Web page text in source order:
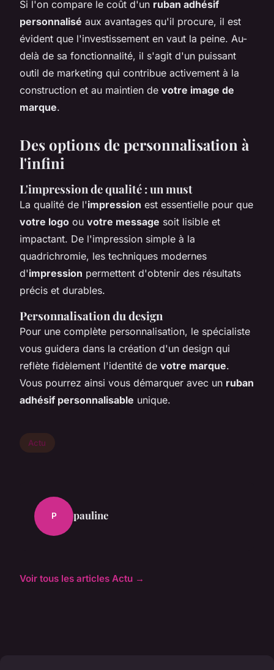
Si l'on compare le coût d'un ruban adhésif
personnalisé aux avantages qu'il procure, il est
évident que l'investissement en vaut la peine. Au-
delà de sa fonctionnalité, il s'agit d'un puissant
outil de marketing qui contribue activement à la
construction et au maintien de votre image de
marque.
Des options de personnalisation à
l'infini
L'impression de qualité : un must
La qualité de l'impression est essentielle pour que
votre logo ou votre message soit lisible et
impactant. De l'impression simple à la
quadrichromie, les techniques modernes
d'impression permettent d'obtenir des résultats
précis et durables.
Personnalisation du design
Pour une complète personnalisation, le spécialiste
vous guidera dans la création d'un design qui
reflète fidèlement l'identité de votre marque.
Vous pourrez ainsi vous démarquer avec un ruban
adhésif personnalisable unique.
Actu
P pauline
Voir tous les articles Actu →